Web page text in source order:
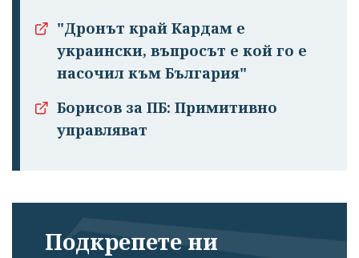
"Дронът край Кардам е
украински, въпросът е кой го е
насочил към България"
Борисов за ПБ: Примитивно
управляват
Подкрепете ни